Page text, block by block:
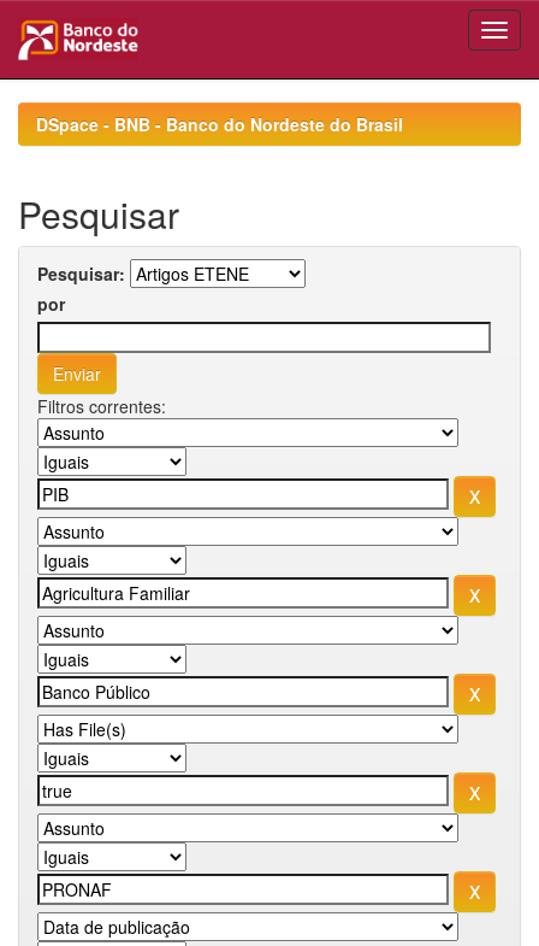
navigationDSpace - BNB - Banco do Nordeste do Brasil
Pesquisar
Pesquisar:
por
Filtros correntes: